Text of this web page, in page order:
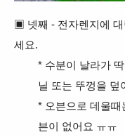
▣ 넷째 - 전자렌지에
세요.
* 수분이 날라가
닐 또는 뚜껑을 덮
* 오븐으로 데울때
븐이 없어요 ㅠㅠ